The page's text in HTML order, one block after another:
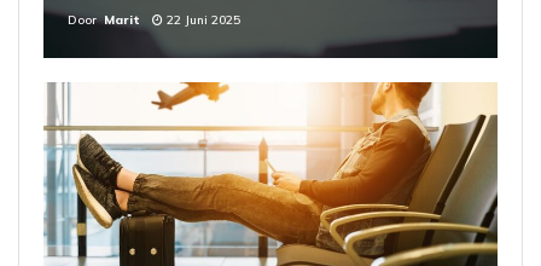
Door Marit 22 Juni 2025